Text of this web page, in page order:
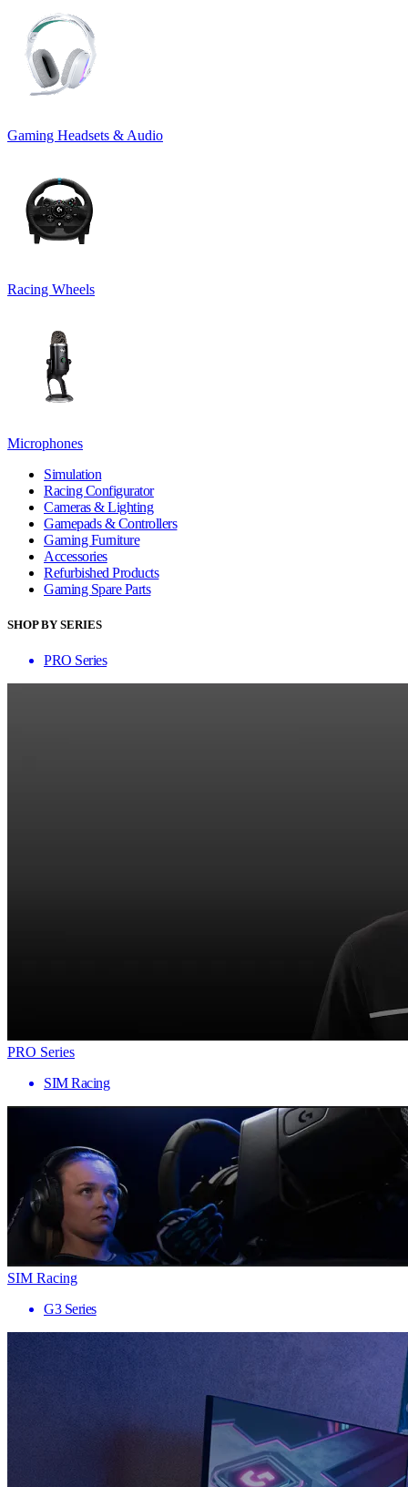
Gaming Headsets & Audio
Racing Wheels
Microphones
Simulation
Racing Configurator
Cameras & Lighting
Gamepads & Controllers
Gaming Furniture
Accessories
Refurbished Products
Gaming Spare Parts
SHOP BY SERIES
PRO Series
PRO Series
SIM Racing
SIM Racing
G3 Series